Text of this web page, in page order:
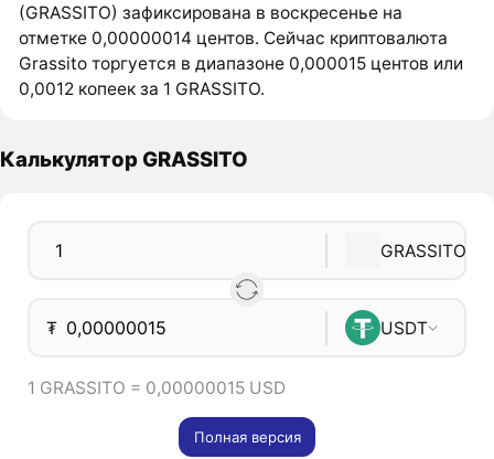
(GRASSITO) зафиксирована в воскресенье на
отметке 0,00000014 центов. Сейчас криптовалюта
Grassito торгуется в диапазоне 0,000015 центов или
0,0012 копеек за 1 GRASSITO.
Калькулятор GRASSITO
GRASSITO
₮ USDT
1 GRASSITO = 0,00000015 USD
Полная версия